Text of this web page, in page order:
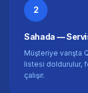
2
Sahada —
Müşteriye varışta
listesi doldurulur,
çalışır.